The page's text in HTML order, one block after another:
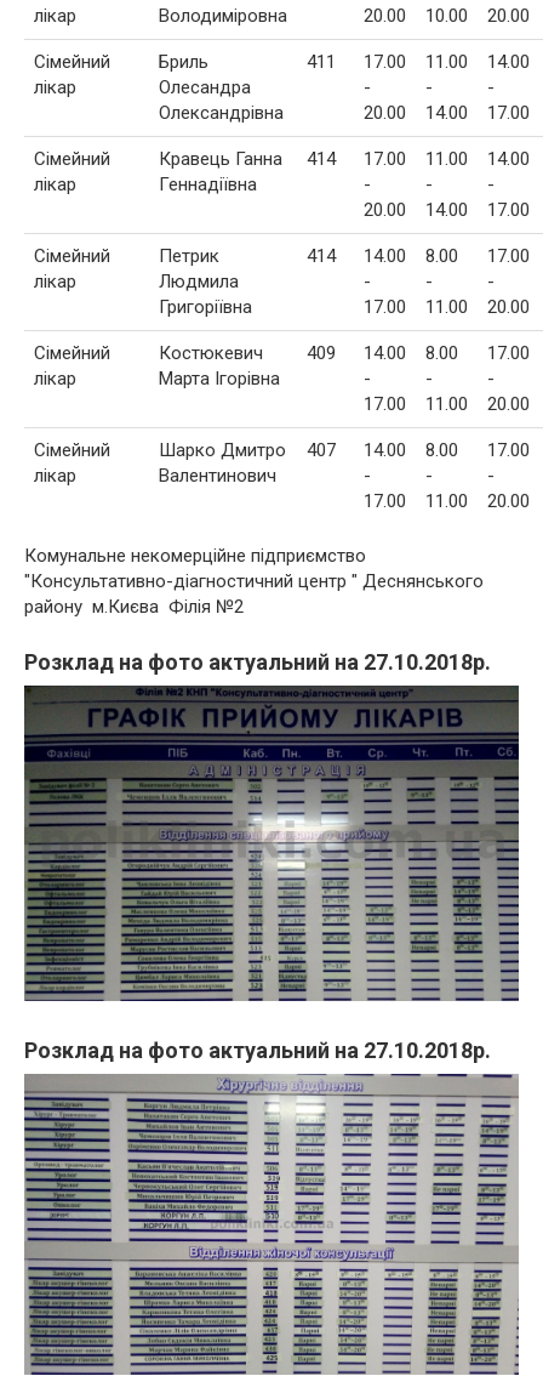
лікар
Володиміровна
20.00
10.00
20.00
Сімейний
лікар
Бриль
Олесандра
Олександрівна
411
17.00
-
20.00
11.00
-
14.00
14.00
-
17.00
Сімейний
лікар
Кравець Ганна
Геннадіївна
414
17.00
-
20.00
11.00
-
14.00
14.00
-
17.00
Сімейний
лікар
Петрик
Людмила
Григоріївна
414
14.00
-
17.00
8.00
-
11.00
17.00
-
20.00
Сімейний
лікар
Костюкевич
Марта Ігорівна
409
14.00
-
17.00
8.00
-
11.00
17.00
-
20.00
Сімейний
лікар
Шарко Дмитро
Валентинович
407
14.00
-
17.00
8.00
-
11.00
17.00
-
20.00
Комунальне некомерційне підприємство
"Консультативно-діагностичний центр " Деснянського
району м.Києва Філія №2
Розклад на фото актуальний на 27.10.2018р.
Розклад на фото актуальний на 27.10.2018р.